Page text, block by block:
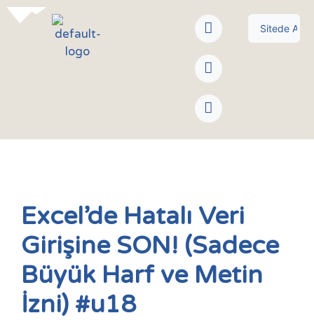
Excel’de Hatalı Veri
Girişine SON! (Sadece
Büyük Harf ve Metin
İzni) #u18